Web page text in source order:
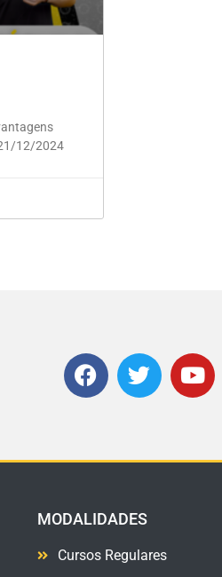
12/2024
MODALIDADES
Cursos Regulares